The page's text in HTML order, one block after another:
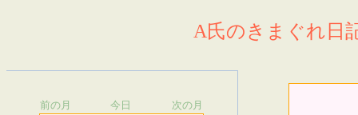
A氏のきまぐれ日
前の月 今日 次の月